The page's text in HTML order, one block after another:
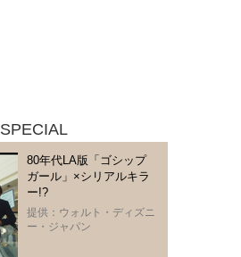
SPECIAL
80年代LA版「ゴシップ
ガール」×シリアルキラ
ー!?
提供：ウォルト・ディズニ
ー・ジャパン